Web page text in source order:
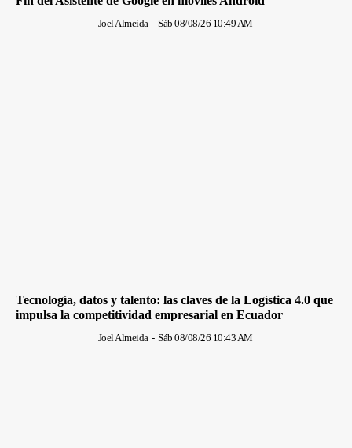
Joel Almeida - Sáb 08/08/26 10:49 AM
Tecnología, datos y talento: las claves de la Logística 4.0 que
impulsa la competitividad empresarial en Ecuador
Joel Almeida - Sáb 08/08/26 10:43 AM